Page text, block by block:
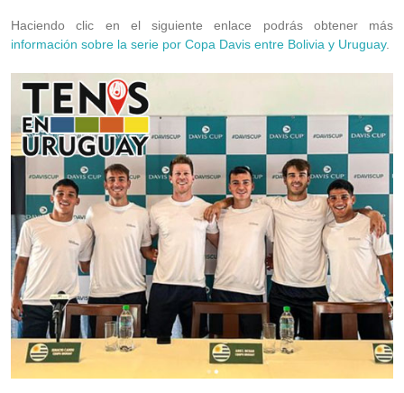
Haciendo clic en el siguiente enlace podrás obtener más
información sobre la serie por Copa Davis entre Bolivia y Uruguay.